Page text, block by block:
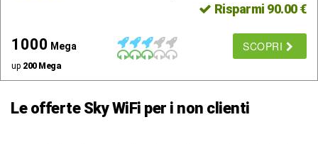
Risparmi 90.00 €
1000 Mega
up 200 Mega
SCOPRI
Le offerte Sky WiFi per i non clienti